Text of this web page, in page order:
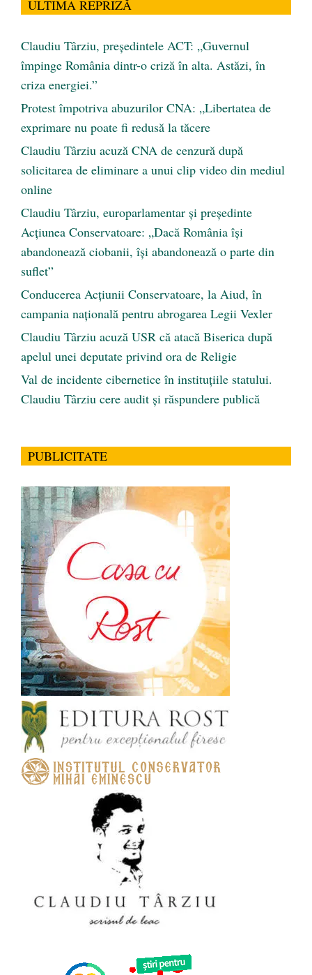
ULTIMA REPRIZĂ
Claudiu Târziu, președintele ACT: „Guvernul
împinge România dintr-o criză în alta. Astăzi, în
criza energiei.”
Protest împotriva abuzurilor CNA: „Libertatea de
exprimare nu poate fi redusă la tăcere
Claudiu Târziu acuză CNA de cenzură după
solicitarea de eliminare a unui clip video din mediul
online
Claudiu Târziu, europarlamentar și președinte
Acțiunea Conservatoare: „Dacă România își
abandonează ciobanii, își abandonează o parte din
suflet”
Conducerea Acțiunii Conservatoare, la Aiud, în
campania națională pentru abrogarea Legii Vexler
Claudiu Târziu acuză USR că atacă Biserica după
apelul unei deputate privind ora de Religie
Val de incidente cibernetice în instituțiile statului.
Claudiu Târziu cere audit și răspundere publică
PUBLICITATE